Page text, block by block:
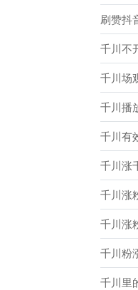
刷赞抖
千川不
千川场
千川播
千川有
千川涨
千川涨
千川涨
千川粉
千川里